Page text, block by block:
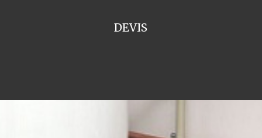
DEVIS